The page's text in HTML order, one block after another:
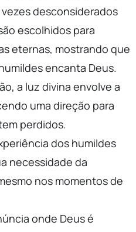
desconsiderados
escolhidos para
eternas, mostrando que
encanta Deus.
a luz divina envolve a
uma direção para
perdidos.
dos humildes
necessidade da
nos momentos de
onde Deus é